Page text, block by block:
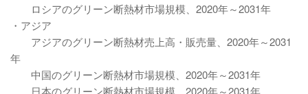
ロシアのグリーン断熱材市場規模、2020年～2031年
・アジア
アジアのグリーン断熱材売上高・販売量、2020年～2031
年
中国のグリーン断熱材市場規模、2020年～2031年
日本のグリーン断熱材市場規模、2020年～2031年